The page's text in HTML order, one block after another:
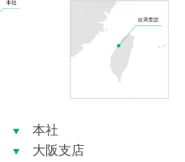
本社
大阪支店